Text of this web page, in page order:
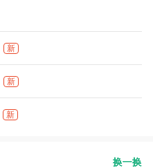
新
新
新
换一换